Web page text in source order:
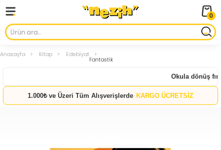
0
Anasayfa Kitap Edebiyat
Fantastik
Okula dönüş
1.000₺ ve Üzeri Tüm Alışverişlerde KARGO ÜCRETSİZ